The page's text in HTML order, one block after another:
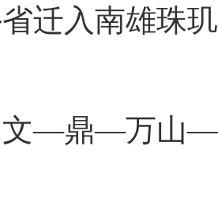
迁入南雄珠
文—鼎—万山—